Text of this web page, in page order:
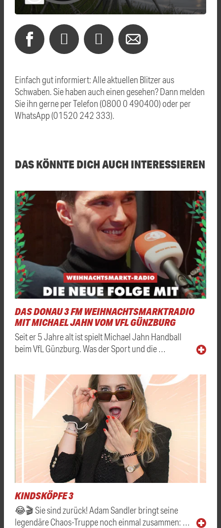
Einfach gut informiert: Alle aktuellen Blitzer aus
Schwaben. Sie haben auch einen gesehen? Dann melden
Sie ihn gerne per Telefon (0800 0 490400) oder per
WhatsApp (01520 242 333).
DAS KÖNNTE DICH AUCH INTERESSIEREN
DAS DONAU 3 FM WEIHNACHTSMARKTRADIO
MIT MICHAEL JAHN VOM VFL GÜNZBURG
Seit er 5 Jahre alt ist spielt Michael Jahn Handball
beim VfL Günzburg. Was der Sport und die …
KINDSKÖPFE 3
😂🎬 Sie sind zurück! Adam Sandler bringt seine
legendäre Chaos-Truppe noch einmal zusammen: …